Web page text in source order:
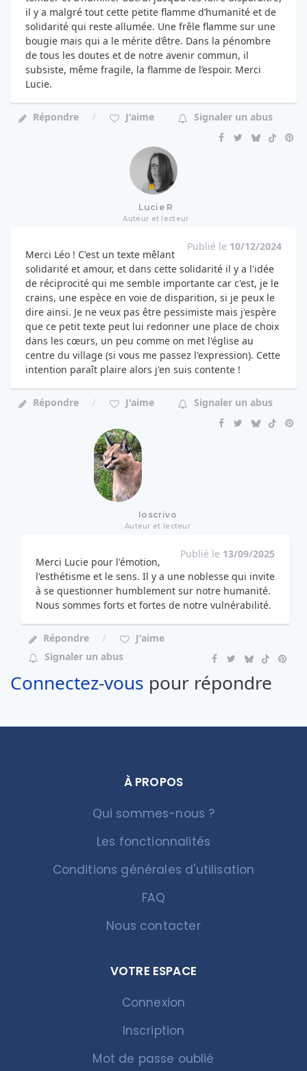
il y a malgré tout cette petite flamme d’humanité et de
solidarité qui reste allumée. Une frêle flamme sur une
bougie mais qui a le mérite d’être. Dans la pénombre
de tous les doutes et de notre avenir commun, il
subsiste, même fragile, la flamme de l’espoir. Merci
Lucie.
Répondre J'aime Signaler un abus
Lucie R
Auteur et lecteur
Publié le 10/12/2024
Merci Léo ! C'est un texte mêlant
solidarité et amour, et dans cette solidarité il y a l'idée
de réciprocité qui me semble importante car c'est, je le
crains, une espèce en voie de disparition, si je peux le
dire ainsi. Je ne veux pas être pessimiste mais j'espère
que ce petit texte peut lui redonner une place de choix
dans les cœurs, un peu comme on met l'église au
centre du village (si vous me passez l'expression). Cette
intention paraît plaire alors j'en suis contente !
Répondre J'aime Signaler un abus
Ioscrivo
Auteur et lecteur
Publié le 13/09/2025
Merci Lucie pour l'émotion,
l'esthétisme et le sens. Il y a une noblesse qui invite
à se questionner humblement sur notre humanité.
Nous sommes forts et fortes de notre vulnérabilité.
Répondre
J'aime
Signaler un abus
Connectez-vous pour répondre
À PROPOS
Qui sommes-nous ?
Les fonctionnalités
Conditions générales d'utilisation
FAQ
Nous contacter
VOTRE ESPACE
Connexion
Inscription
Mot de passe oublié